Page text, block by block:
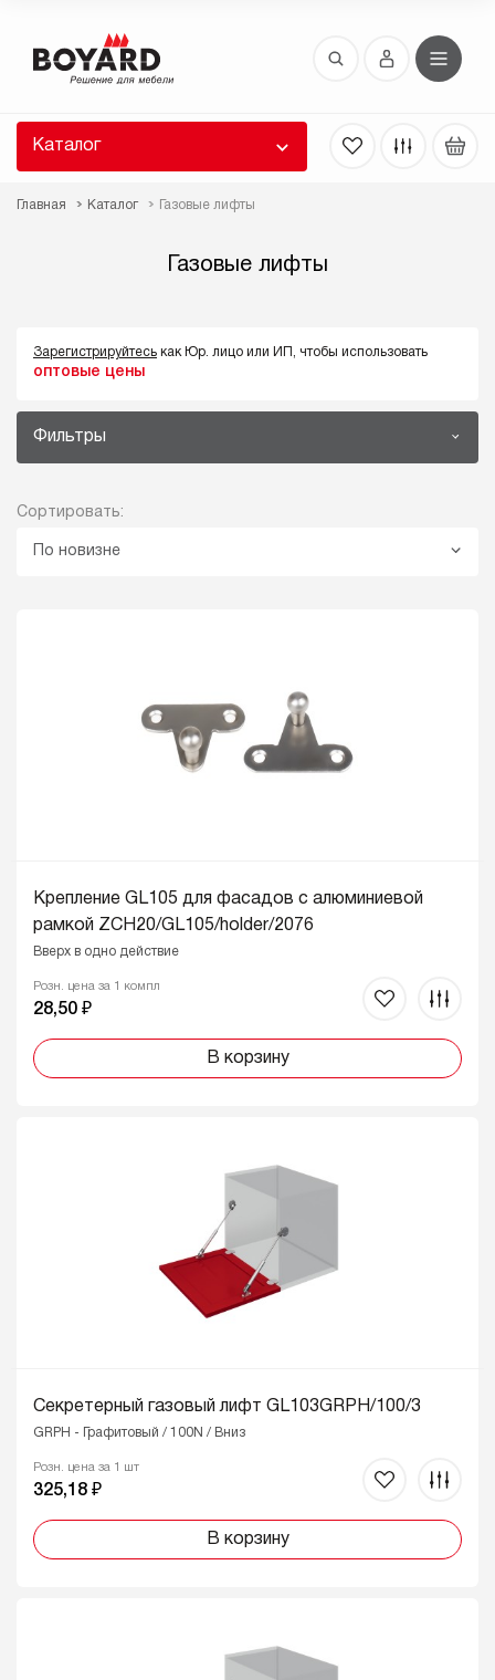
Каталог
Главная Каталог Газовые лифты
Газовые лифты
Зарегистрируйтесь как Юр. лицо или ИП, чтобы использовать
оптовые цены
Фильтры
Сортировать:
По новизне
Крепление GL105 для фасадов с алюминиевой
рамкой ZCH20/GL105/holder/2076
Вверх в одно действие
Розн. цена за 1 компл
28,50 ₽
В корзину
Секретерный газовый лифт GL103GRPH/100/3
GRPH - Графитовый / 100N / Вниз
Розн. цена за 1 шт
325,18 ₽
В корзину
Восстановление пароля
высланы вам по E-Mail.
ссылку для восстановления